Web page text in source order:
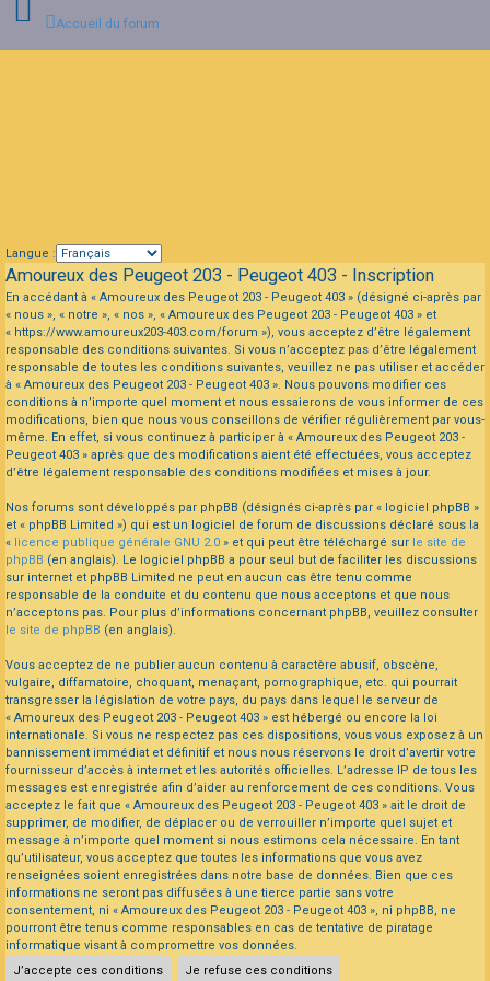
Accueil du forum
Langue :
Amoureux des Peugeot 203 - Peugeot 403 - Inscription
En accédant à « Amoureux des Peugeot 203 - Peugeot 403 » (désigné ci-après par
« nous », « notre », « nos », « Amoureux des Peugeot 203 - Peugeot 403 » et
« https://www.amoureux203-403.com/forum »), vous acceptez d’être légalement
responsable des conditions suivantes. Si vous n’acceptez pas d’être légalement
responsable de toutes les conditions suivantes, veuillez ne pas utiliser et accéder
à « Amoureux des Peugeot 203 - Peugeot 403 ». Nous pouvons modifier ces
conditions à n’importe quel moment et nous essaierons de vous informer de ces
modifications, bien que nous vous conseillons de vérifier régulièrement par vous-
même. En effet, si vous continuez à participer à « Amoureux des Peugeot 203 -
Peugeot 403 » après que des modifications aient été effectuées, vous acceptez
d’être légalement responsable des conditions modifiées et mises à jour.
Nos forums sont développés par phpBB (désignés ci-après par « logiciel phpBB »
et « phpBB Limited ») qui est un logiciel de forum de discussions déclaré sous la
« licence publique générale GNU 2.0 » et qui peut être téléchargé sur le site de
phpBB (en anglais). Le logiciel phpBB a pour seul but de faciliter les discussions
sur internet et phpBB Limited ne peut en aucun cas être tenu comme
responsable de la conduite et du contenu que nous acceptons et que nous
n’acceptons pas. Pour plus d’informations concernant phpBB, veuillez consulter
le site de phpBB (en anglais).
Vous acceptez de ne publier aucun contenu à caractère abusif, obscène,
vulgaire, diffamatoire, choquant, menaçant, pornographique, etc. qui pourrait
transgresser la législation de votre pays, du pays dans lequel le serveur de
« Amoureux des Peugeot 203 - Peugeot 403 » est hébergé ou encore la loi
internationale. Si vous ne respectez pas ces dispositions, vous vous exposez à un
bannissement immédiat et définitif et nous nous réservons le droit d’avertir votre
fournisseur d’accès à internet et les autorités officielles. L’adresse IP de tous les
messages est enregistrée afin d’aider au renforcement de ces conditions. Vous
acceptez le fait que « Amoureux des Peugeot 203 - Peugeot 403 » ait le droit de
supprimer, de modifier, de déplacer ou de verrouiller n’importe quel sujet et
message à n’importe quel moment si nous estimons cela nécessaire. En tant
qu’utilisateur, vous acceptez que toutes les informations que vous avez
renseignées soient enregistrées dans notre base de données. Bien que ces
informations ne seront pas diffusées à une tierce partie sans votre
consentement, ni « Amoureux des Peugeot 203 - Peugeot 403 », ni phpBB, ne
pourront être tenus comme responsables en cas de tentative de piratage
informatique visant à compromettre vos données.